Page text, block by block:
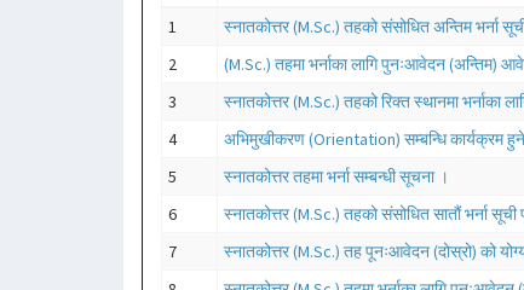
1
स्नातकोत्तर (M.Sc.) तहको संसोधित अन्तिम भर्ना
2 (M.Sc.) तहमा भर्नाका लागि पुनःआवेदन (अन्तिम)
3 स्नातकोत्तर (M.Sc.) तहको रिक्त स्थानमा भर्नाका
4 अभिमुखीकरण (Orientation) सम्बन्धि कार्यक्रम
5 स्नातकोत्तर तहमा भर्ना सम्बन्धी सूचना ।
6 स्नातकोत्तर (M.Sc.) तहको संसोधित सातौं भर्ना सूची
7 स्नातकोत्तर (M.Sc.) तह पूनःआवेदन (दोस्रो) को